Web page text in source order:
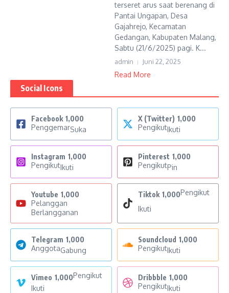
terseret arus saat berenang di
Pantai Ungapan, Desa
Gajahrejo, Kecamatan
Gedangan, Kabupaten Malang,
Sabtu (21/6/2025) pagi. K...
admin Juni 22, 2025
Read More
Social Icons
Facebook 1,000
PenggemarSuka
X (Twitter) 1,000
PengikutIkuti
Instagram 1,000
PengikutIkuti
Pinterest 1,000
PengikutPin
Youtube 1,000
Pelanggan
Berlangganan
Tiktok 1,000Pengikut
Ikuti
Telegram 1,000
AnggotaGabung
Soundcloud 1,000
PengikutIkuti
Vimeo 1,000Pengikut
Ikuti
Dribbble 1,000
PengikutIkuti